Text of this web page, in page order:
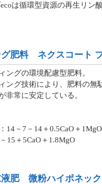
ecoは循環型資源の再生リン
グ肥料 ネクスコート
ングの環境配慮型肥料。
ング技術により、肥料の無
非常に安定している。
14－7－14＋0.5CaO＋
15＋5CaO＋1.8MgO
液肥 微粉ハイポネッ